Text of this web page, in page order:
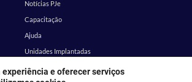
Notícias PJe
Capacitação
Ajuda
Unidades Implantadas
SEI
experiência e oferecer serviços